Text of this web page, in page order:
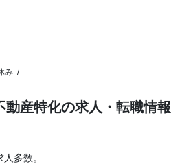
み /
動産特化の求人・転職情報
多数。